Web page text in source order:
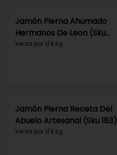
Jamón Pierna Ahumado
Hermanos De Leon (Sku
291)
Venta por 1/4 kg.
Jamón Pierna Receta Del
Abuelo Artesanal (Sku 183)
Venta por 1/4 kg.